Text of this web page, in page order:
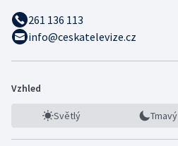
261 136 113
info@ceskatelevize.cz
Vzhled
Světlý Tmavý